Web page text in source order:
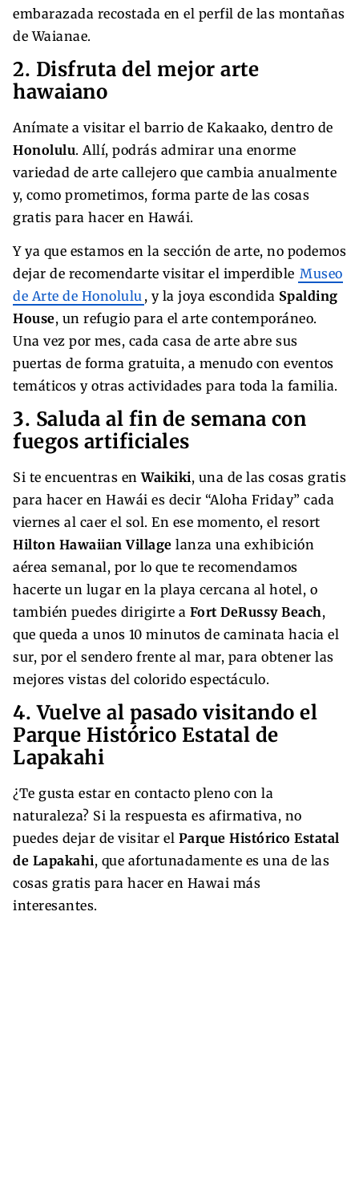
embarazada recostada en el perfil de las montañas
de Waianae.
2. Disfruta del mejor arte
hawaiano
Anímate a visitar el barrio de Kakaako, dentro de
Honolulu. Allí, podrás admirar una enorme
variedad de arte callejero que cambia anualmente
y, como prometimos, forma parte de las cosas
gratis para hacer en Hawái.
Y ya que estamos en la sección de arte, no podemos
dejar de recomendarte visitar el imperdible Museo
de Arte de Honolulu , y la joya escondida Spalding
House, un refugio para el arte contemporáneo.
Una vez por mes, cada casa de arte abre sus
puertas de forma gratuita, a menudo con eventos
temáticos y otras actividades para toda la familia.
3. Saluda al fin de semana con
fuegos artificiales
Si te encuentras enWaikiki, una de las cosas gratis
para hacer en Hawái es decir “Aloha Friday” cada
viernes al caer el sol. En ese momento, el resort
Hilton Hawaiian Village lanza una exhibición
aérea semanal, por lo que te recomendamos
hacerte un lugar en la playa cercana al hotel, o
también puedes dirigirte a Fort DeRussy Beach,
que queda a unos 10 minutos de caminata hacia el
sur, por el sendero frente al mar, para obtener las
mejores vistas del colorido espectáculo.
4. Vuelve al pasado visitando el
Parque Histórico Estatal de
Lapakahi
¿Te gusta estar en contacto pleno con la
naturaleza? Si la respuesta es afirmativa, no
puedes dejar de visitar el Parque Histórico Estatal
de Lapakahi, que afortunadamente es una de las
cosas gratis para hacer en Hawai más
interesantes.